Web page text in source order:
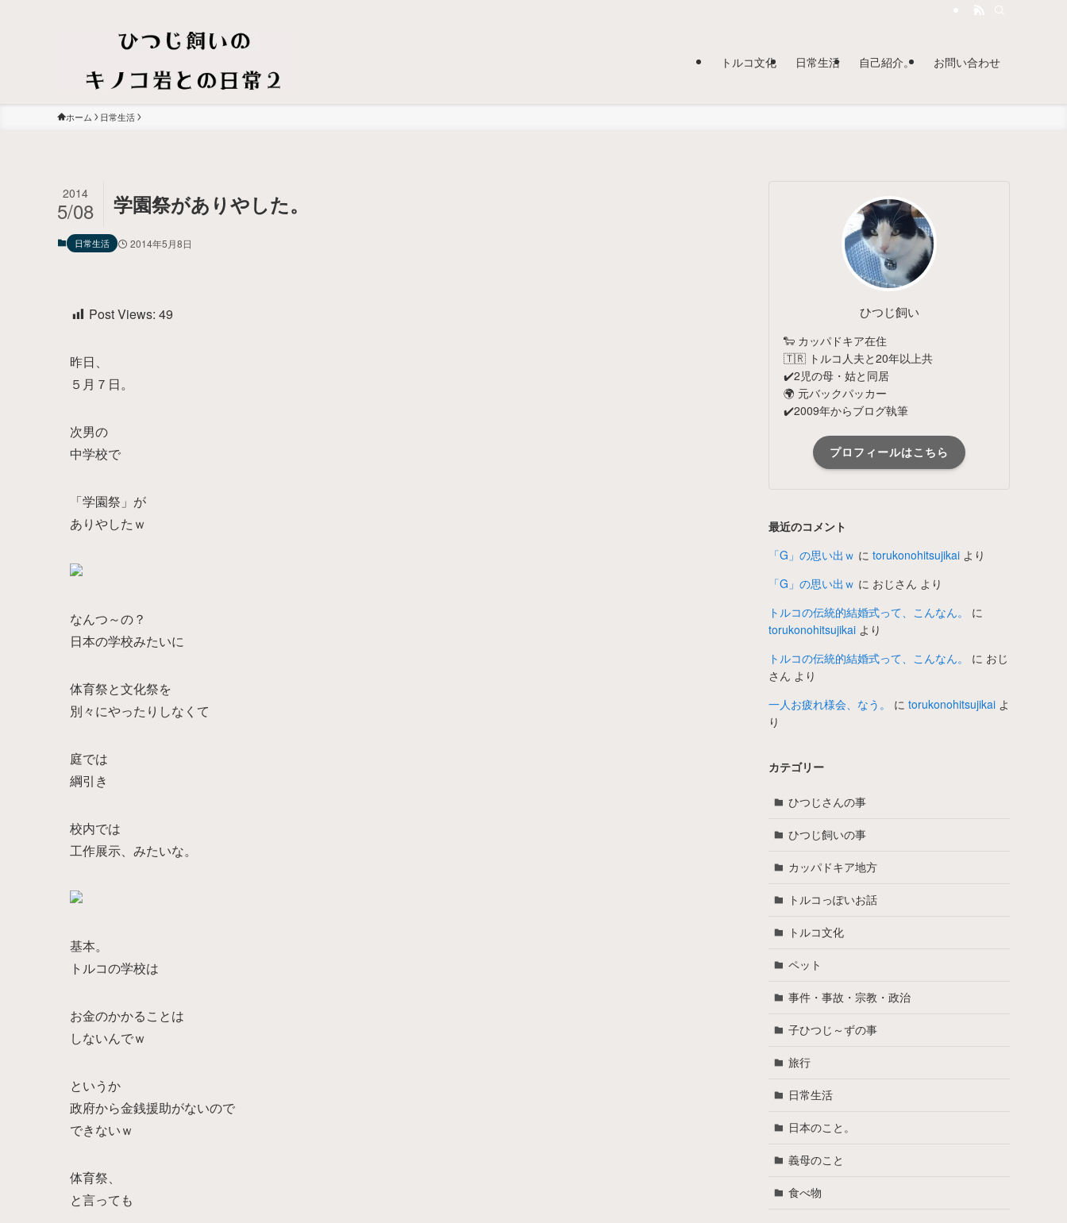
トルコ文化 日常生活 自己紹介。 お問い合わせ
ホーム 日常生活
学園祭がありやした。
2014
5/08
日常生活 2014年5月8日
Post Views: 49
昨日、
５月７日。
次男の
中学校で
「学園祭」が
ありやしたｗ
なんつ～の？
日本の学校みたいに
体育祭と文化祭を
別々にやったりしなくて
庭では
綱引き
校内では
工作展示、みたいな。
基本。
トルコの学校は
お金のかかることは
しないんでｗ
というか
政府から金銭援助がないので
できないｗ
体育祭、
と言っても
ひつじ飼い
🐑 カッパドキア在住
🇹🇷 トルコ人夫と20年以上共
✔️2児の母・姑と同居
🌍 元バックパッカー
✔️2009年からブログ執筆
プロフィールはこちら
最近のコメント
「G」の思い出ｗ に torukonohitsujikai より
「G」の思い出ｗ に おじさん より
トルコの伝統的結婚式って、こんなん。
に
torukonohitsujikai より
トルコの伝統的結婚式って、こんなん。
に おじ
さん より
一人お疲れ様会、なう。
に torukonohitsujikai よ
り
カテゴリー
ひつじさんの事
ひつじ飼いの事
カッパドキア地方
トルコっぽいお話
トルコ文化
ペット
事件・事故・宗教・政治
子ひつじ～ずの事
旅行
日常生活
日本のこと。
義母のこと
食べ物